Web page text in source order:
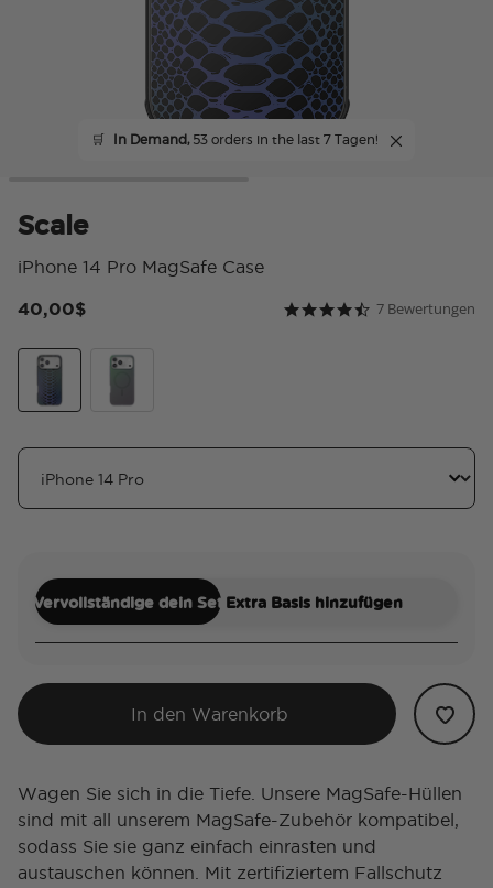
🛒 In Demand,53 orders in the last 7 Tagen!
Scale
iPhone 14 Pro MagSafe Case
3,6 von 5
4.7 star rating7 Bewertungen
40,00$
Vervollständige dein Set Extra Basis hinzufügen
In den Warenkorb
Wagen Sie sich in die Tiefe. Unsere MagSafe-Hüllen
sind mit all unserem MagSafe-Zubehör kompatibel,
sodass Sie sie ganz einfach einrasten und
austauschen können. Mit zertifiziertem Fallschutz